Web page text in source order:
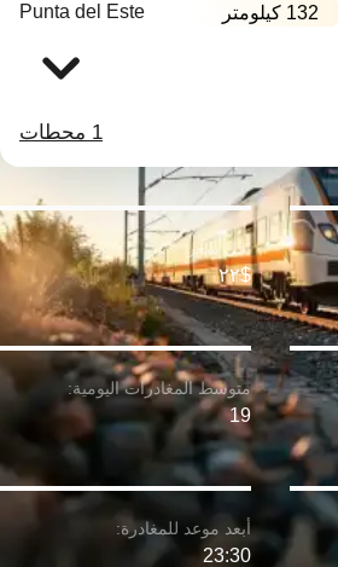
132 كيلومتر Punta del Este
1 محطات
$٢٢
19
23:30